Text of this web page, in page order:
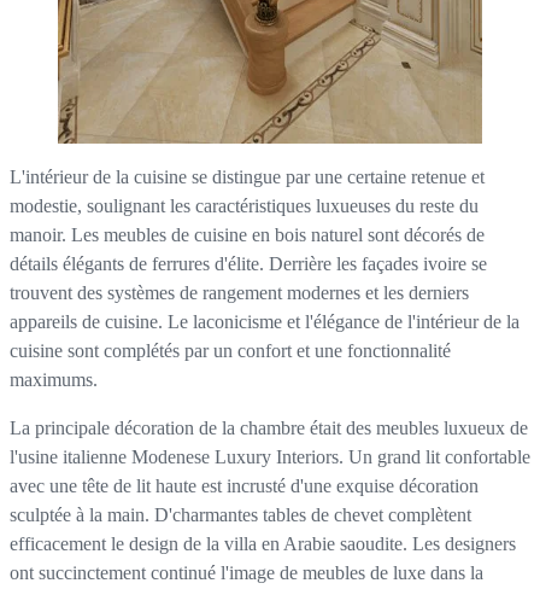
L'intérieur de la cuisine se distingue par une certaine retenue et
modestie, soulignant les caractéristiques luxueuses du reste du
manoir. Les meubles de cuisine en bois naturel sont décorés de
détails élégants de ferrures d'élite. Derrière les façades ivoire se
trouvent des systèmes de rangement modernes et les derniers
appareils de cuisine. Le laconicisme et l'élégance de l'intérieur de la
cuisine sont complétés par un confort et une fonctionnalité
maximums.
La principale décoration de la chambre était des meubles luxueux de
l'usine italienne Modenese Luxury Interiors. Un grand lit confortable
avec une tête de lit haute est incrusté d'une exquise décoration
sculptée à la main. D'charmantes tables de chevet complètent
efficacement le design de la villa en Arabie saoudite. Les designers
ont succinctement continué l'image de meubles de luxe dans la